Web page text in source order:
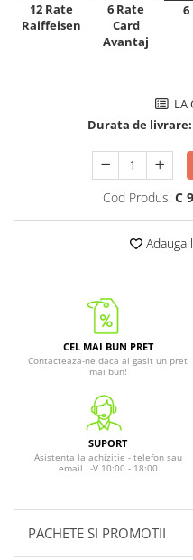
12 Rate
Raiffeisen
6 Rate
Card
Avantaj
6
LA
Durata de livrare:
Cod Produs: C
Adauga
CEL MAI BUN PRET
Contacteaza-ne daca ai gasit un pret
mai bun!
SUPORT
Asistenta la achizitie - telefon sau
email L-V 10:00 - 18:00
PACHETE SI PROMOTII